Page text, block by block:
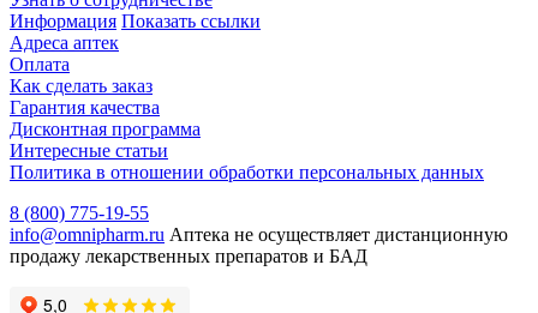
Информация Показать ссылки
Адреса аптек
Оплата
Как сделать заказ
Гарантия качества
Дисконтная программа
Интересные статьи
Политика в отношении обработки персональных данных
8 (800) 775-19-55
info@omnipharm.ru Аптека не осуществляет дистанционную
продажу лекарственных препаратов и БАД